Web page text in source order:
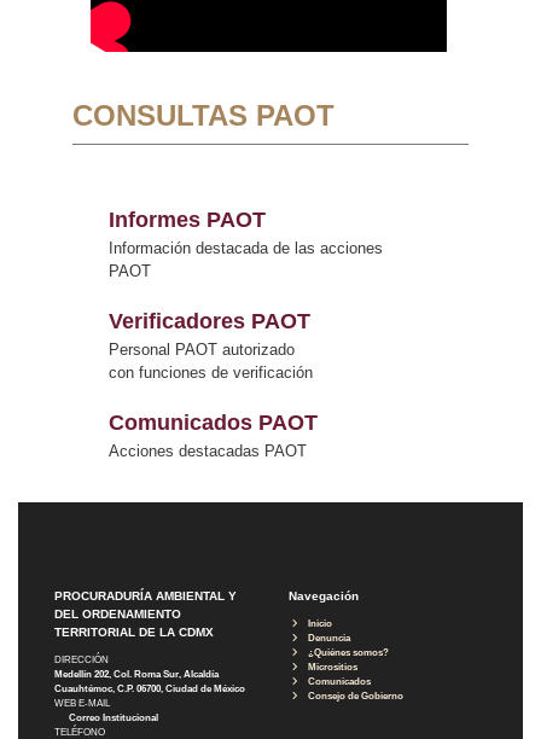
CONSULTAS PAOT
Informes PAOT
Información destacada de las acciones
PAOT
Verificadores PAOT
Personal PAOT autorizado
con funciones de verificación
Comunicados PAOT
Acciones destacadas PAOT
PROCURADURÍA AMBIENTAL Y
DEL ORDENAMIENTO
TERRITORIAL DE LA CDMX
DIRECCIÓN
Medellín 202, Col. Roma Sur, Alcaldía
Cuauhtémoc, C.P. 06700, Ciudad de México
WEB E-MAIL
Correo Institucional
TELÉFONO
Navegación
Inicio
Denuncia
¿Quiénes somos?
Micrositios
Comunicados
Consejo de Gobierno